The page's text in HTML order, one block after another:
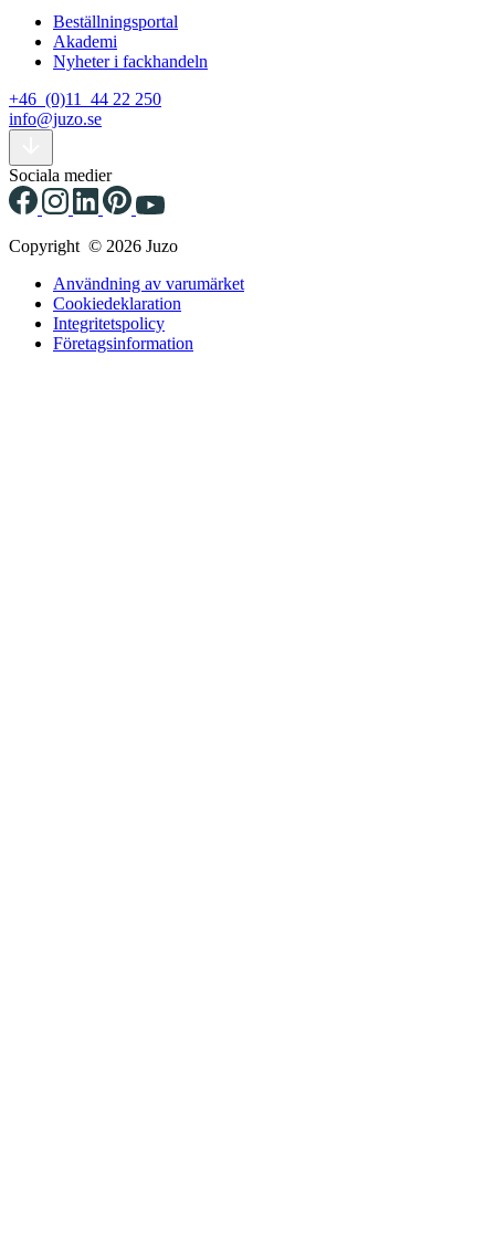
Beställningsportal
Akademi
Nyheter i fackhandeln
+46 (0)11 44 22 250
info@juzo.se
Sociala medier
Copyright © 2026 Juzo
Användning av varumärket
Cookiedeklaration
Integritetspolicy
Företagsinformation